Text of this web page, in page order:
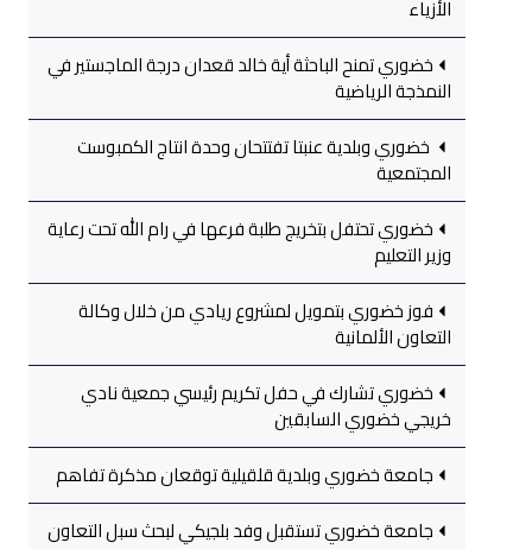
الأزياء
خضوري تمنح الباحثة أية خالد قعدان درجة الماجستير في
النمذجة الرياضية
خضوري وبلدية عنبتا تفتتحان وحدة انتاج الكمبوست
المجتمعية
خضوري تحتفل بتخريج طلبة فرعها في رام الله تحت رعاية
وزير التعليم
فوز خضوري بتمويل لمشروع ريادي من خلال وكالة
التعاون الألمانية
خضوري تشارك في حفل تكريم رئيسي جمعية نادي
خريجي خضوري السابقين
جامعة خضوري وبلدية قلقيلية توقعان مذكرة تفاهم
جامعة خضوري تستقبل وفد بلجيكي لبحث سبل التعاون